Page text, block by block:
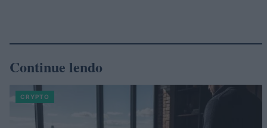
Continue lendo
CRYPTO